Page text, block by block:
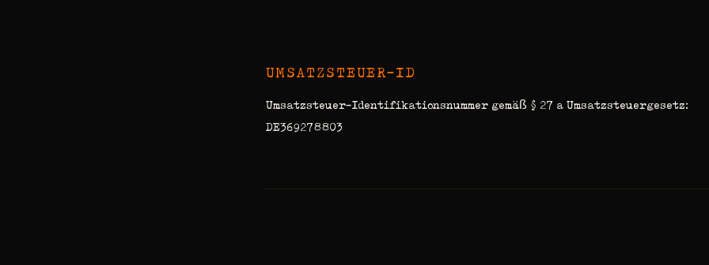
UMSATZSTEUER-ID
Umsatzsteuer-Identifikationsnummer gemäß § 27 a Umsatzsteuergesetz:
DE369278803